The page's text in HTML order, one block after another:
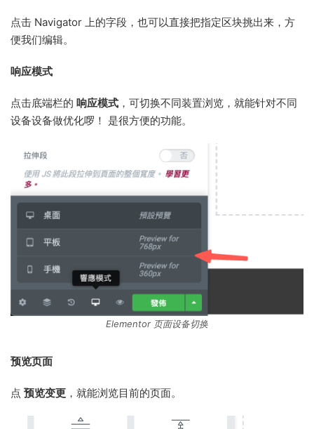
点击 Navigator 上的字段，也可以直接把指定区块挑出来，方
便我们编辑。
响应模式
点击底端栏的 响应模式 ，可切换不同装置浏览，就能针对不同
设备设备做优化啰！ 是很方便的功能。
Elementor 页面设备切换
预览页面
点 预览变更 ，就能浏览目前的页面。